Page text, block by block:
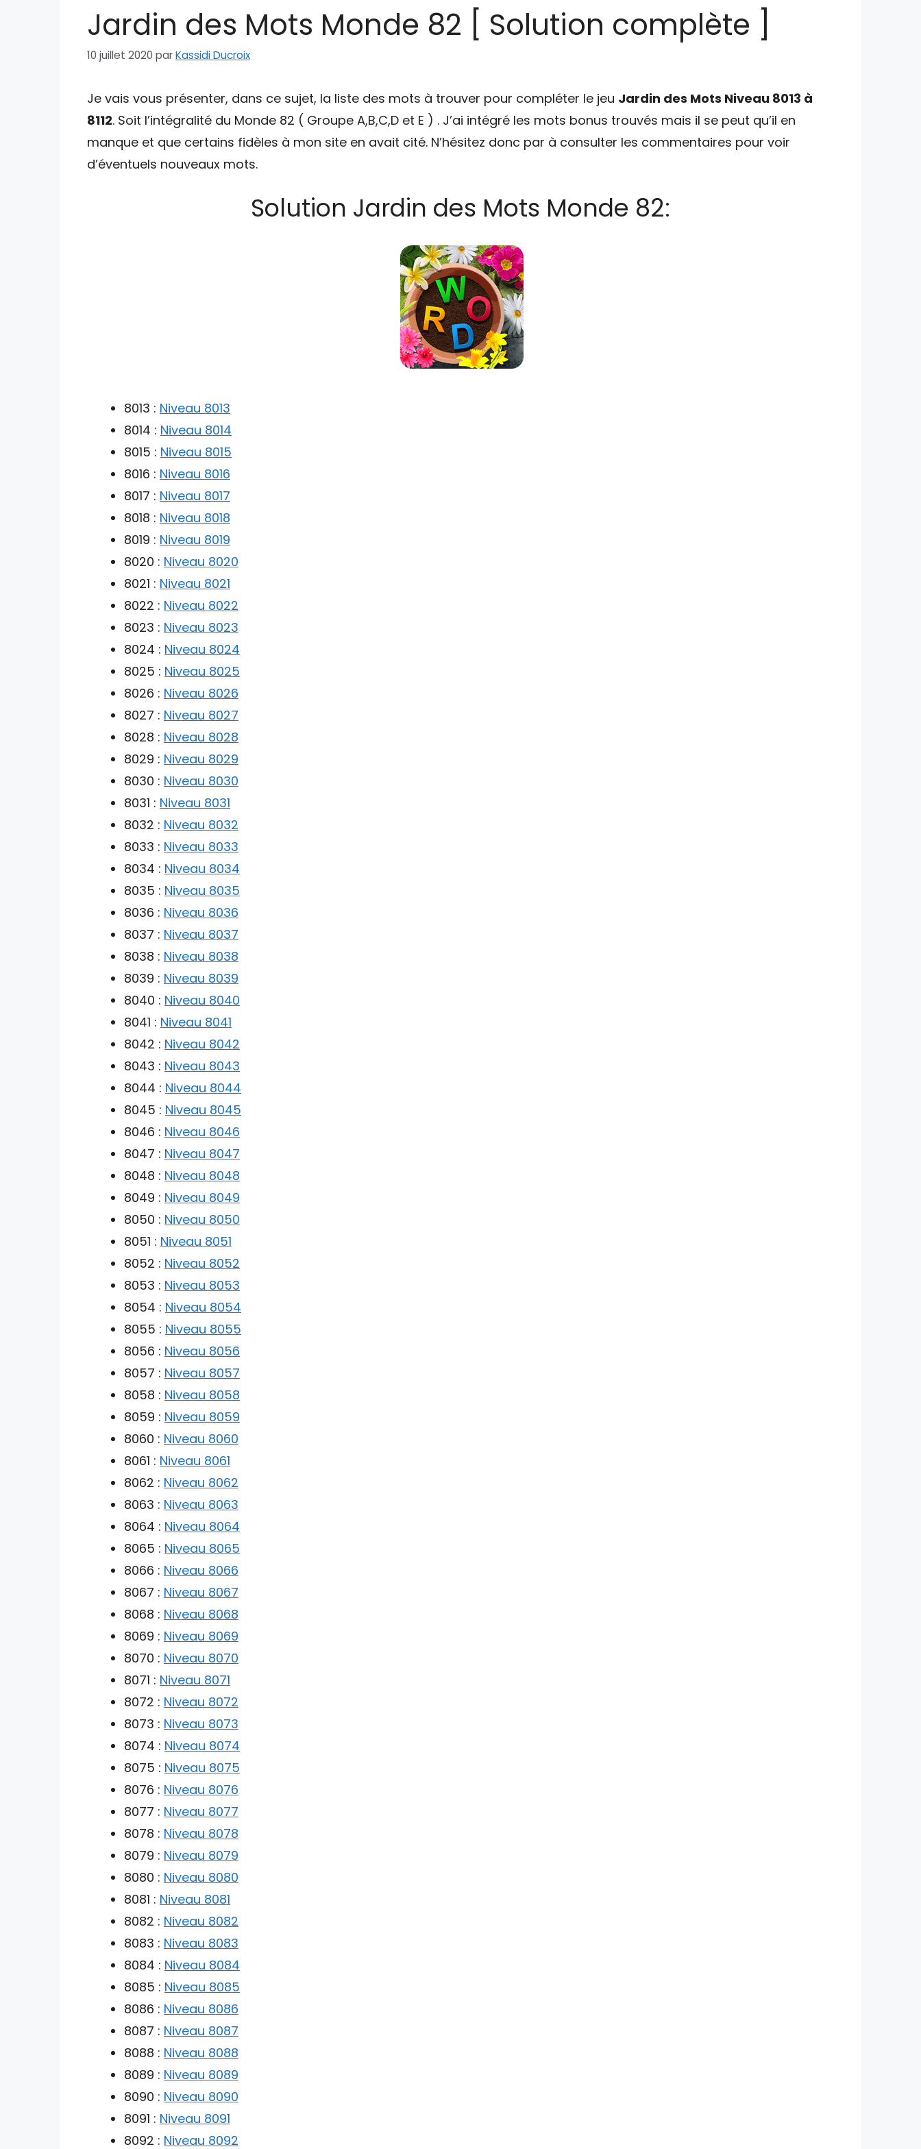
Jardin des Mots Monde 82 [ Solution complète ]
10 juillet 2020 parKassidi Ducroix
Je vais vous présenter, dans ce sujet, la liste des mots à trouver pour compléter le jeu Jardin des Mots Niveau 8013 à
8112. Soit l’intégralité du Monde 82 ( Groupe A,B,C,D et E ) . J’ai intégré les mots bonus trouvés mais il se peut qu’il en
manque et que certains fidèles à mon site en avait cité. N’hésitez donc par à consulter les commentaires pour voir
d’éventuels nouveaux mots.
Solution Jardin des Mots Monde 82:
8013 : Niveau 8013
8014 : Niveau 8014
8015 : Niveau 8015
8016 : Niveau 8016
8017 : Niveau 8017
8018 : Niveau 8018
8019 : Niveau 8019
8020 : Niveau 8020
8021 : Niveau 8021
8022 : Niveau 8022
8023 : Niveau 8023
8024 : Niveau 8024
8025 : Niveau 8025
8026 : Niveau 8026
8027 : Niveau 8027
8028 : Niveau 8028
8029 : Niveau 8029
8030 : Niveau 8030
8031 : Niveau 8031
8032 : Niveau 8032
8033 : Niveau 8033
8034 : Niveau 8034
8035 : Niveau 8035
8036 : Niveau 8036
8037 : Niveau 8037
8038 : Niveau 8038
8039 : Niveau 8039
8040 : Niveau 8040
8041 : Niveau 8041
8042 : Niveau 8042
8043 : Niveau 8043
8044 : Niveau 8044
8045 : Niveau 8045
8046 : Niveau 8046
8047 : Niveau 8047
8048 : Niveau 8048
8049 : Niveau 8049
8050 : Niveau 8050
8051 : Niveau 8051
8052 : Niveau 8052
8053 : Niveau 8053
8054 : Niveau 8054
8055 : Niveau 8055
8056 : Niveau 8056
8057 : Niveau 8057
8058 : Niveau 8058
8059 : Niveau 8059
8060 : Niveau 8060
8061 : Niveau 8061
8062 : Niveau 8062
8063 : Niveau 8063
8064 : Niveau 8064
8065 : Niveau 8065
8066 : Niveau 8066
8067 : Niveau 8067
8068 : Niveau 8068
8069 : Niveau 8069
8070 : Niveau 8070
8071 : Niveau 8071
8072 : Niveau 8072
8073 : Niveau 8073
8074 : Niveau 8074
8075 : Niveau 8075
8076 : Niveau 8076
8077 : Niveau 8077
8078 : Niveau 8078
8079 : Niveau 8079
8080 : Niveau 8080
8081 : Niveau 8081
8082 : Niveau 8082
8083 : Niveau 8083
8084 : Niveau 8084
8085 : Niveau 8085
8086 : Niveau 8086
8087 : Niveau 8087
8088 : Niveau 8088
8089 : Niveau 8089
8090 : Niveau 8090
8091 : Niveau 8091
8092 : Niveau 8092